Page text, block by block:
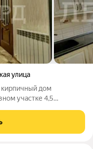
улица
участке 4,5
во двор оснащён
которые